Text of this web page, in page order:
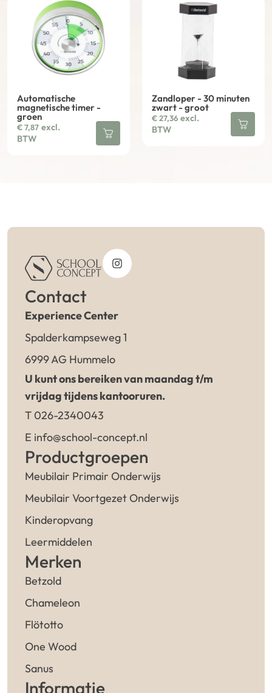
Automatische
magnetische timer -
groen
€7,87 excl.
BTW
Zandloper - 30 minuten
zwart - groot
€27,36 excl.
BTW
Contact
Experience Center
Spalderkampseweg 1
6999 AG Hummelo
U kunt ons bereiken van maandag t/m
vrijdag tijdens kantooruren.
T 026-2340043
E info@school-concept.nl
Productgroepen
Meubilair Primair Onderwijs
Meubilair Voortgezet Onderwijs
Kinderopvang
Leermiddelen
Merken
Betzold
Chameleon
Flötotto
One Wood
Sanus
Informatie